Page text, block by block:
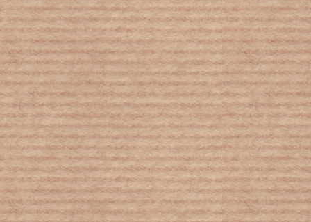
Κοροναϊός : Πώς θα είναι ένα
ενδεχόμενο δεύτερο κύμα του ιού;
55
χώρες ενώνονται για τα παιδιά